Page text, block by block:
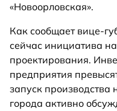
«Новоорловская».
Как сообщает вице-
сейчас инициатива
проектирования.
предприятия
запуск производства
города активно